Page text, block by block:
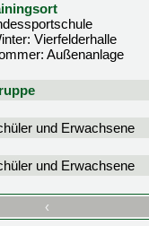
Vierfelderhalle
Außenanlage
und Erwachsene
und Erwachsene
‹